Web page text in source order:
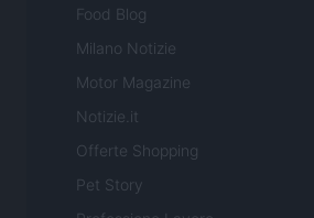
Food Blog
Milano Notizie
Motor Magazine
Notizie.it
Offerte Shopping
Pet Story